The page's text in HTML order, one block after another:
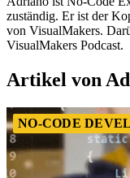
zuständig. Er ist der
von VisualMakers.
VisualMakers Podcast.
Artikel von
NO-CODE